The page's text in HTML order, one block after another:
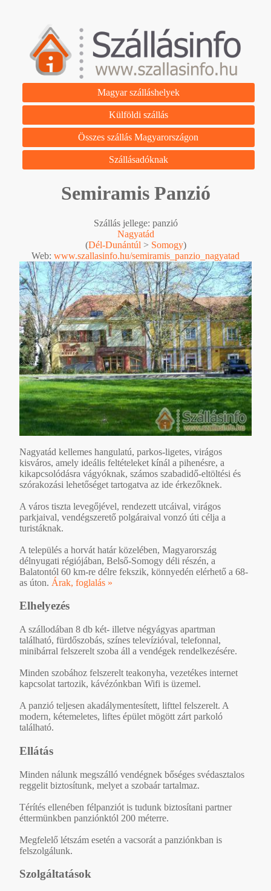
Magyar szálláshelyek
Külföldi szállás
Összes szállás Magyarországon
Szállásadóknak
Semiramis Panzió
Szállás jellege: panzió
Nagyatád
(Dél-Dunántúl > Somogy)
Web: www.szallasinfo.hu/semiramis_panzio_nagyatad
Nagyatád kellemes hangulatú, parkos-ligetes, virágos
kisváros, amely ideális feltételeket kínál a pihenésre, a
kikapcsolódásra vágyóknak, számos szabadidő-eltöltési és
szórakozási lehetőséget tartogatva az ide érkezőknek.
A város tiszta levegőjével, rendezett utcáival, virágos
parkjaival, vendégszerető polgáraival vonzó úti célja a
turistáknak.
A település a horvát határ közelében, Magyarország
délnyugati régiójában, Belső-Somogy déli részén, a
Balatontól 60 km-re délre fekszik, könnyedén elérhető a 68-
as úton. Árak, foglalás »
Elhelyezés
A szállodában 8 db két- illetve négyágyas apartman
található, fürdőszobás, színes televízióval, telefonnal,
minibárral felszerelt szoba áll a vendégek rendelkezésére.
Minden szobához felszerelt teakonyha, vezetékes internet
kapcsolat tartozik, kávézónkban Wifi is üzemel.
A panzió teljesen akadálymentesített, lifttel felszerelt. A
modern, kétemeletes, liftes épület mögött zárt parkoló
található.
Ellátás
Minden nálunk megszálló vendégnek bőséges svédasztalos
reggelit biztosítunk, melyet a szobaár tartalmaz.
Térítés ellenében félpanziót is tudunk biztosítani partner
éttermünkben panziónktól 200 méterre.
Megfelelő létszám esetén a vacsorát a panziónkban is
felszolgálunk.
Szolgáltatások